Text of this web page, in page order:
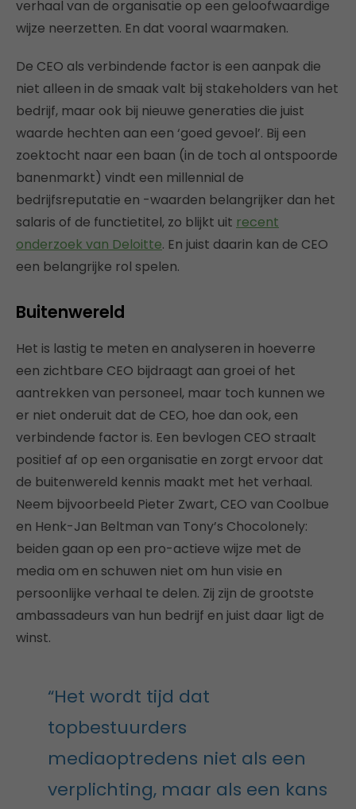
verhaal van de organisatie op een geloofwaardige
wijze neerzetten. En dat vooral waarmaken.
De CEO als verbindende factor is een aanpak die
niet alleen in de smaak valt bij stakeholders van het
bedrijf, maar ook bij nieuwe generaties die juist
waarde hechten aan een ‘goed gevoel’. Bij een
zoektocht naar een baan (in de toch al ontspoorde
banenmarkt) vindt een millennial de
bedrijfsreputatie en -waarden belangrijker dan het
salaris of de functietitel, zo blijkt uit recent
onderzoek van Deloitte. En juist daarin kan de CEO
een belangrijke rol spelen.
Buitenwereld
Het is lastig te meten en analyseren in hoeverre
een zichtbare CEO bijdraagt aan groei of het
aantrekken van personeel, maar toch kunnen we
er niet onderuit dat de CEO, hoe dan ook, een
verbindende factor is. Een bevlogen CEO straalt
positief af op een organisatie en zorgt ervoor dat
de buitenwereld kennis maakt met het verhaal.
Neem bijvoorbeeld Pieter Zwart, CEO van Coolbue
en Henk-Jan Beltman van Tony’s Chocolonely:
beiden gaan op een pro-actieve wijze met de
media om en schuwen niet om hun visie en
persoonlijke verhaal te delen. Zij zijn de grootste
ambassadeurs van hun bedrijf en juist daar ligt de
winst.
“Het wordt tijd dat
topbestuurders
mediaoptredens niet als een
verplichting, maar als een kans